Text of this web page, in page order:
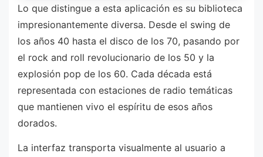
Lo que distingue a esta aplicación es su biblioteca
impresionantemente diversa. Desde el swing de
los años 40 hasta el disco de los 70, pasando por
el rock and roll revolucionario de los 50 y la
explosión pop de los 60. Cada década está
representada con estaciones de radio temáticas
que mantienen vivo el espíritu de esos años
dorados.
La interfaz transporta visualmente al usuario a